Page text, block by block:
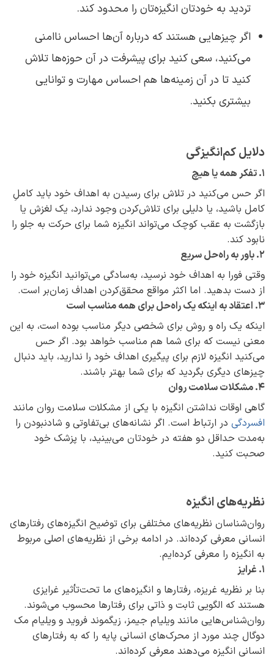
تردید به خودتان انگیزه‌تان را محدود کند.
اگر چیزهایی هستند که درباره‌ آن‌ها احساس ناامنی
می‌کنید، سعی کنید برای پیشرفت در آن حوزه‌ها تلاش
کنید تا در آن زمینه‌ها هم احساس مهارت و توانایی
بیشتری بکنید.
دلایل کم‌انگیزگی
۱. تفکر همه یا هیچ
اگر حس می‌کنید در تلاش برای رسیدن به اهداف خود باید کاملِ
کامل باشید، یا دلیلی برای تلاش‌کردن وجود ندارد، یک لغزش یا
بازگشت به عقب کوچک می‌تواند انگیزه‌ شما برای حرکت به جلو را
نابود کند.
۲. باور به راه‌حل سریع
وقتی فورا به اهداف خود نرسید، به‌سادگی می‌توانید انگیزه‌ خود را
از دست بدهید. اما اکثر مواقع محقق‌کردن اهداف زمان‌بر است.
۳. اعتقاد به اینکه یک راه‌حل برای همه مناسب است
اینکه یک راه و روش برای شخصی دیگر مناسب بوده ‌است، به این
معنی نیست که برای شما هم مناسب خواهد بود. اگر حس
می‌کنید انگیزه‌ لازم برای پیگیری اهداف خود را ندارید، باید دنبال
چیزهای دیگری بگردید که برای شما بهتر باشند.
۴. مشکلات سلامت روان
گاهی اوقات نداشتن انگیزه‌ با یکی از مشکلات سلامت روان مانند
افسردگی در ارتباط است. اگر نشانه‌های بی‌تفاوتی و شاد‌نبودن را
به‌مدت حداقل دو هفته در خودتان می‌بینید، با پزشک خود
صحبت کنید.
نظریه‌های انگیزه
روان‌شناسان نظریه‌های مختلفی برای توضیح انگیزه‌های رفتارهای
انسانی معرفی کرده‌اند. در ادامه برخی از نظریه‌های اصلی مربوط
به انگیزه را معرفی کرده‌ایم.
۱. غرایز
بنا بر نظریه‌ غریزه، رفتارها و انگیزه‌های ما تحت‌تأثیر غرایزی
هستند که الگویی ثابت و ذاتی برای رفتارها محسوب می‌شوند.
روان‌شناس‌هایی مانند ویلیام جیمز، زیگموند فروید و ویلیام مک
دوگال چند مورد از محرک‌های انسانی پایه را که به رفتارهای
انسانی انگیزه می‌دهند معرفی کرده‌اند.